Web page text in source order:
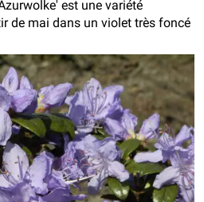
est une variété
de mai dans un violet très foncé